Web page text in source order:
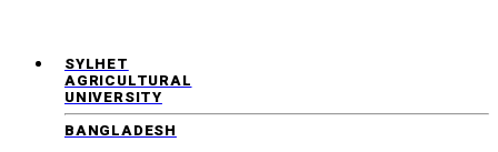
SYLHET
AGRICULTURAL
UNIVERSITY
BANGLADESH